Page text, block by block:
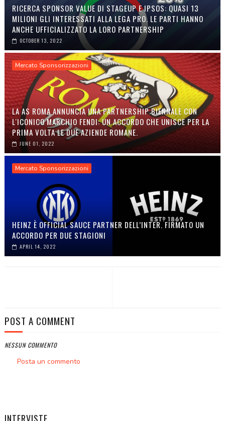
RICERCA SPONSOR VALUE DI STAGEUP E IPSOS: QUASI 13
MILIONI GLI INTERESSATI ALLA LEGA PRO. LE PARTI HANNO
ANCHE UFFICIALIZZATO LA LORO PARTNERSHIP
OCTOBER 13, 2022
Mercato Sponsorizzazioni
LA AS ROMA ANNUNCIA UNA PARTNERSHIP BIENNALE CON
L'ICONICO MARCHIO FENDI: UN ACCORDO CHE UNISCE PER LA
PRIMA VOLTA LE DUE AZIENDE ROMANE.
JUNE 01, 2022
Mercato Sponsorizzazioni
HEINZ È OFFICIAL SAUCE PARTNER DELL’INTER. FIRMATO UN
ACCORDO PER DUE STAGIONI
APRIL 14, 2022
POST A COMMENT
NESSUN COMMENTO
Posta un commento